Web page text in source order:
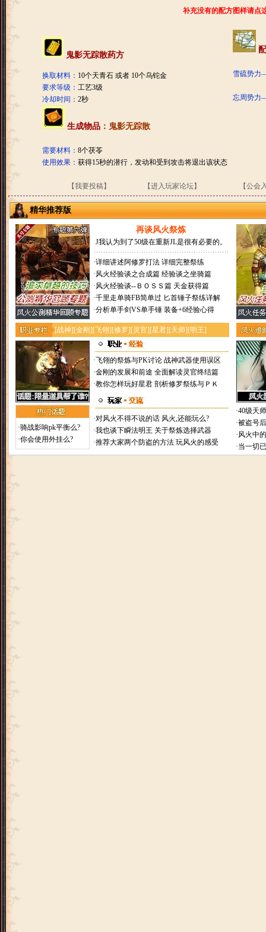
补充没有的配方图样请点
鬼影无踪散药方
换取材料： 10个天青石 或者 10个乌铊金
要求等级： 工艺3级
冷却时间： 2秒
雪硫势力
忘周势力
生成物品 ： 鬼影无踪散
需要材料： 8个茯苓
使用效果： 获得15秒的潜行，发动和受到攻击将退出该状态
【我要投稿】 【进入玩家论坛】 【公会